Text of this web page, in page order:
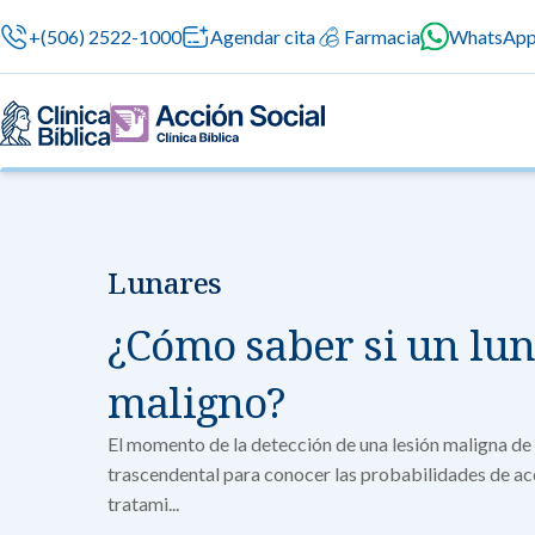
+(506) 2522-1000 Agendar cita Farmacia
Nuestras especialidades
Centros de Excelencia
Contamos
Cuidado integral
Servicios Generales
Servicios 24/7
Servicios Especializados
Servicios
atención
Cirugías
Chequeos
Información para el Paciente
Sobre nosotros
Investigación, Innovación y Docencia
Lunares
¿Cómo saber si un
maligno?
El momento de la detección de una lesión maligna
trascendental para conocer las probabilidades de
tratami...